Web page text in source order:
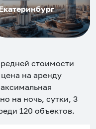
стоимости
на аренду
на ночь, сутки, 3
120 объектов.